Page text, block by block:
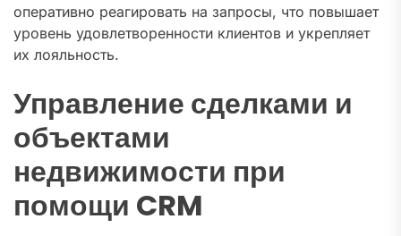
оперативно реагировать на запросы, что повышает
уровень удовлетворенности клиентов и укрепляет
их лояльность.
Управление сделками и
объектами
недвижимости при
помощи CRM